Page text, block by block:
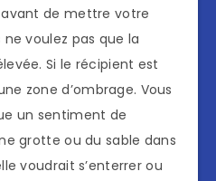
de mettre votre
ne voulez pas que la
Si le récipient est
zone d’ombrage. Vous
un sentiment de
grotte ou du sable dans
voudrait s’enterrer ou